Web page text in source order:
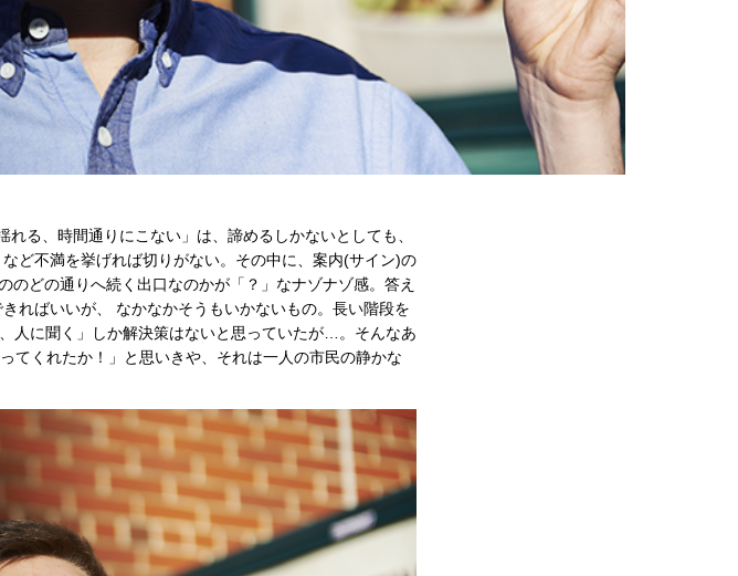
る、時間通りにこない」は、諦めるしかないとしても、
ど不満を挙げれば切りがない。その中に、案内(サイン)の
どの通りへ続く出口なのかが「？」なナゾナゾ感。答え
ればいいが、 なかなかそうもいかないもの。長い階段を
人に聞く」しか解決策はないと思っていたが…。そんなあ
てくれたか！」と思いきや、それは一人の市民の静かな